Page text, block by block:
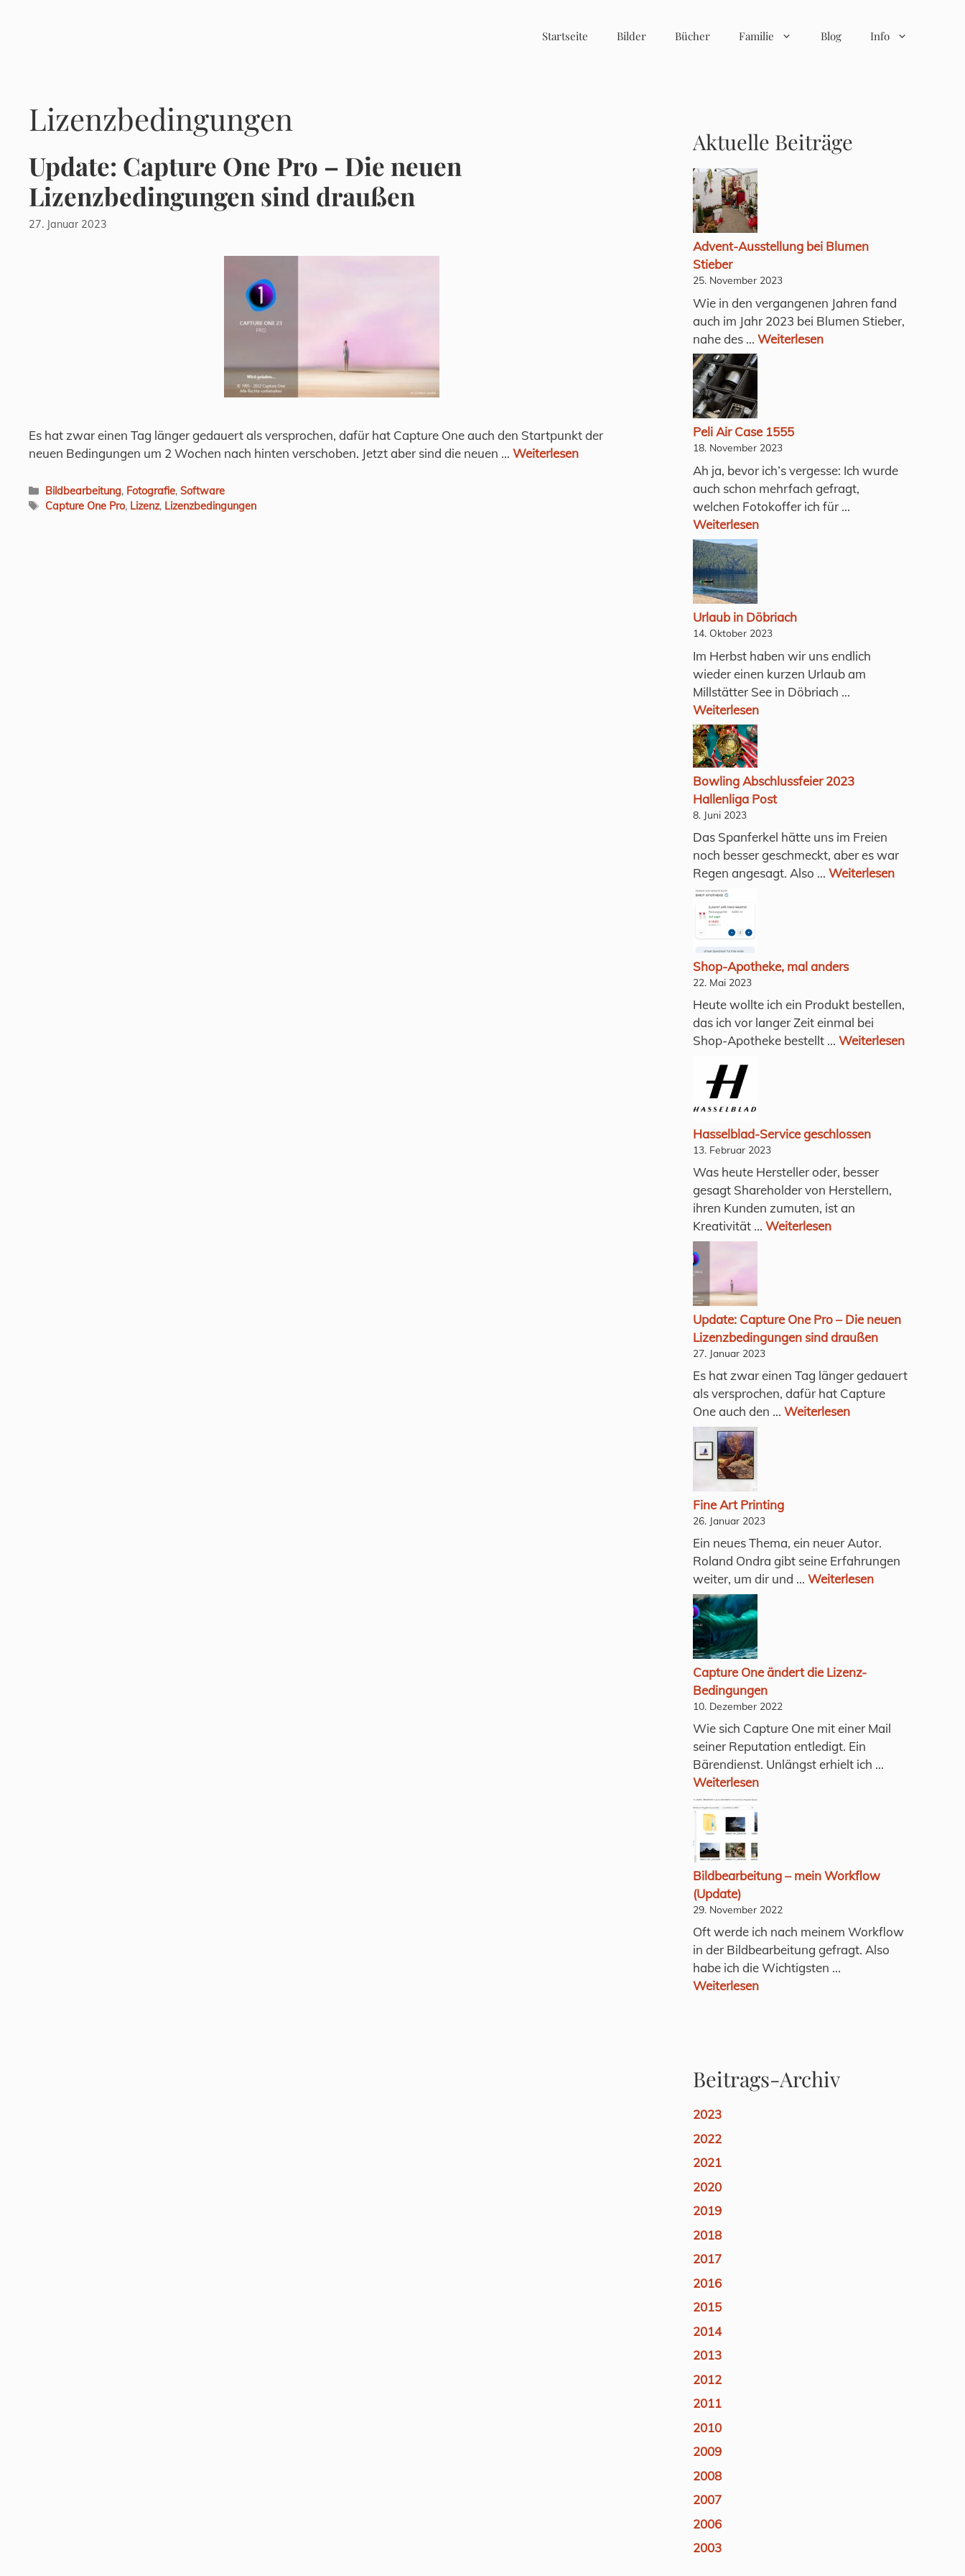
Startseite Bilder Bücher Familie Blog Info
Lizenzbedingungen
Update: Capture One Pro – Die neuen
Lizenzbedingungen sind draußen
27. Januar 2023
Es hat zwar einen Tag länger gedauert als versprochen, dafür hat Capture One auch den Startpunkt der
neuen Bedingungen um 2 Wochen nach hinten verschoben. Jetzt aber sind die neuen … Weiterlesen
Kategorien
Bildbearbeitung, Fotografie,Software
Schlagwörter
Capture One Pro, Lizenz, Lizenzbedingungen
Aktuelle Beiträge
Advent-Ausstellung bei Blumen
Stieber
25. November 2023
Wie in den vergangenen Jahren fand
auch im Jahr 2023 bei Blumen Stieber,
nahe des ... Weiterlesen
Peli Air Case 1555
18. November 2023
Ah ja, bevor ich’s vergesse: Ich wurde
auch schon mehrfach gefragt,
welchen Fotokoffer ich für ...
Weiterlesen
Urlaub in Döbriach
14. Oktober 2023
Im Herbst haben wir uns endlich
wieder einen kurzen Urlaub am
Millstätter See in Döbriach ...
Weiterlesen
Bowling Abschlussfeier 2023
Hallenliga Post
8. Juni 2023
Das Spanferkel hätte uns im Freien
noch besser geschmeckt, aber es war
Regen angesagt. Also ... Weiterlesen
Shop-Apotheke, mal anders
22. Mai 2023
Heute wollte ich ein Produkt bestellen,
das ich vor langer Zeit einmal bei
Shop-Apotheke bestellt ... Weiterlesen
Hasselblad-Service geschlossen
13. Februar 2023
Was heute Hersteller oder, besser
gesagt Shareholder von Herstellern,
ihren Kunden zumuten, ist an
Kreativität ... Weiterlesen
Update: Capture One Pro – Die neuen
Lizenzbedingungen sind draußen
27. Januar 2023
Es hat zwar einen Tag länger gedauert
als versprochen, dafür hat Capture
One auch den ... Weiterlesen
Fine Art Printing
26. Januar 2023
Ein neues Thema, ein neuer Autor.
Roland Ondra gibt seine Erfahrungen
weiter, um dir und ... Weiterlesen
Capture One ändert die Lizenz-
Bedingungen
10. Dezember 2022
Wie sich Capture One mit einer Mail
seiner Reputation entledigt. Ein
Bärendienst. Unlängst erhielt ich ...
Weiterlesen
Bildbearbeitung – mein Workflow
(Update)
29. November 2022
Oft werde ich nach meinem Workflow
in der Bildbearbeitung gefragt. Also
habe ich die Wichtigsten ...
Weiterlesen
Beitrags-Archiv
2023
2022
2021
2020
2019
2018
2017
2016
2015
2014
2013
2012
2011
2010
2009
2008
2007
2006
2003